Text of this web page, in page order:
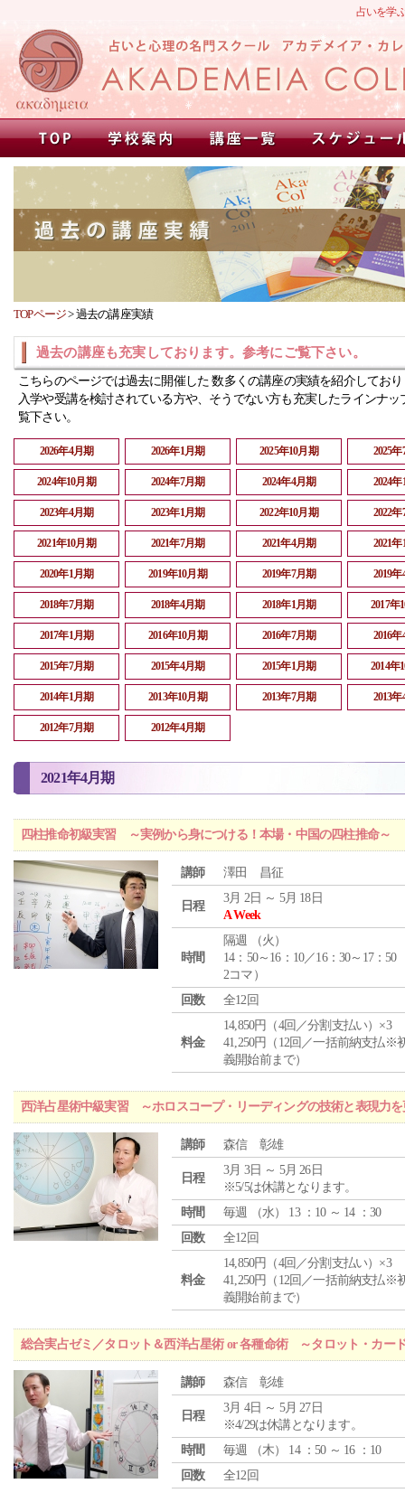
占いを学
TOPページ>過去の講座実績
過去の講座も充実しております。参考にご覧下さい。
こちらのページでは過去に開催した 数多くの講座の実績を紹介してお
入学や受講を検討されている方や、そうでない方も充実したラインナッ
覧下さい。
2026年4月期 2026年1月期 2025年10月期 2025
2024年10月期 2024年7月期 2024年4月期 2024
2023年4月期 2023年1月期 2022年10月期 2022
2021年10月期 2021年7月期 2021年4月期 2021
2020年1月期 2019年10月期 2019年7月期 2019
2018年7月期 2018年4月期 2018年1月期 2017年
2017年1月期 2016年10月期 2016年7月期 2016
2015年7月期 2015年4月期 2015年1月期 2014年
2014年1月期 2013年10月期 2013年7月期 2013
2012年7月期 2012年4月期
2021年4月期
四柱推命初級実習 ～実例から身につける！本場・中国の四柱推命～
講師 澤田 昌征
日程
3月 2日 ～ 5月 18日
A Week
時間
隔週 （火 ）
14：50～16：10／16：30～17：50
2コマ）
回数
全12回
料金
14,850円（4回／分割支払い）×3
41,250円（12回／一括前納支払※
義開始前まで）
西洋占星術中級実習 ～ホロスコープ・リーディングの技術と表現力
講師 森信 彰雄
日程
3月 3日 ～ 5月 26日
※5/5は休講となります。
時間
毎週 （水） 13 ：10 ～ 14 ：30
回数
全12回
料金
14,850円（4回／分割支払い）×3
41,250円（12回／一括前納支払※
義開始前まで）
総合実占ゼミ／タロット＆西洋占星術 or 各種命術 ～タロット・カー
講師 森信 彰雄
日程
3月 4日 ～ 5月 27日
※4/29は休講となります。
時間
毎週 （木） 14 ：50 ～ 16 ：10
回数
全12回